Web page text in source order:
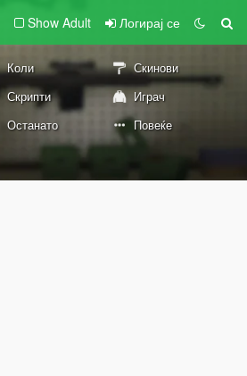
Show Adult Логирај се
Коли
Скинови
Скрипти
Играч
Останато Повеќе